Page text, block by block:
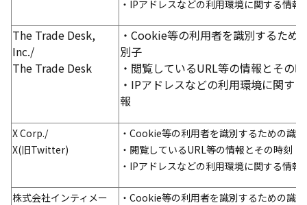
・IPアドレスなどの利用環境に関する情報
The Trade Desk,
Inc./
The Trade Desk
・Cookie等の利用者を識別するため
別子
・閲覧しているURL等の情報とその
・IPアドレスなどの利用環境に関す
報
X Corp./
X(旧Twitter)
・Cookie等の利用者を識別するための識
・閲覧しているURL等の情報とその時刻
・IPアドレスなどの利用環境に関する情報
株式会社インティメー
・Cookie等の利用者を識別するための識